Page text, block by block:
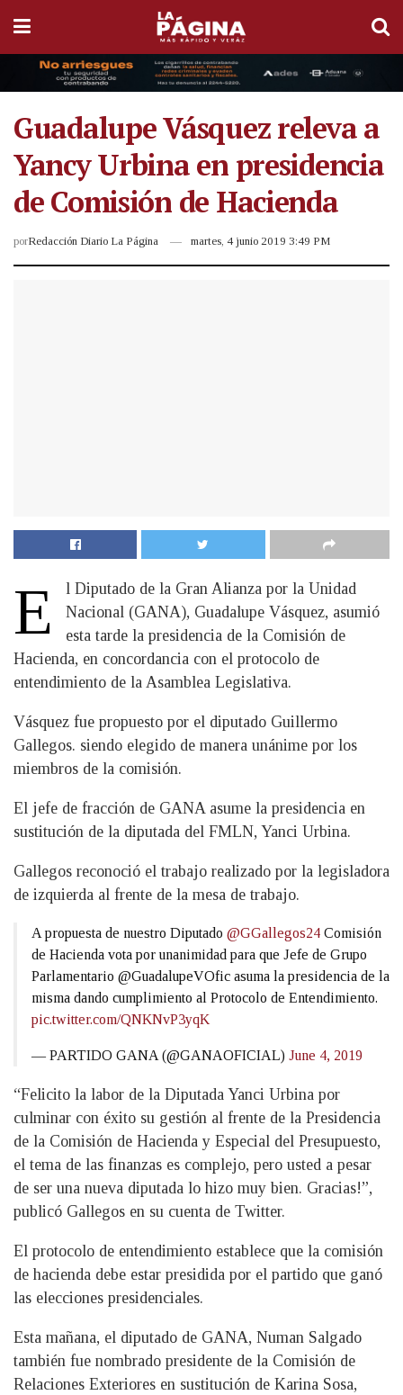
Guadalupe Vásquez releva a
Yancy Urbina en presidencia
de Comisión de Hacienda
porRedacción Diario La Página martes, 4 junio 2019 3:49 PM
E
l Diputado de la Gran Alianza por la Unidad
Nacional (GANA), Guadalupe Vásquez, asumió
esta tarde la presidencia de la Comisión de
Hacienda, en concordancia con el protocolo de
entendimiento de la Asamblea Legislativa.
Vásquez fue propuesto por el diputado Guillermo
Gallegos. siendo elegido de manera unánime por los
miembros de la comisión.
El jefe de fracción de GANA asume la presidencia en
sustitución de la diputada del FMLN, Yanci Urbina.
Gallegos reconoció el trabajo realizado por la legisladora
de izquierda al frente de la mesa de trabajo.
A propuesta de nuestro Diputado @GGallegos24 Comisión
de Hacienda vota por unanimidad para que Jefe de Grupo
Parlamentario @GuadalupeVOfic asuma la presidencia de la
misma dando cumplimiento al Protocolo de Entendimiento.
pic.twitter.com/QNKNvP3yqK
— PARTIDO GANA (@GANAOFICIAL) June 4, 2019
“Felicito la labor de la Diputada Yanci Urbina por
culminar con éxito su gestión al frente de la Presidencia
de la Comisión de Hacienda y Especial del Presupuesto,
el tema de las finanzas es complejo, pero usted a pesar
de ser una nueva diputada lo hizo muy bien. Gracias!”,
publicó Gallegos en su cuenta de Twitter.
El protocolo de entendimiento establece que la comisión
de hacienda debe estar presidida por el partido que ganó
las elecciones presidenciales.
Esta mañana, el diputado de GANA, Numan Salgado
también fue nombrado presidente de la Comisión de
Relaciones Exteriores en sustitución de Karina Sosa,